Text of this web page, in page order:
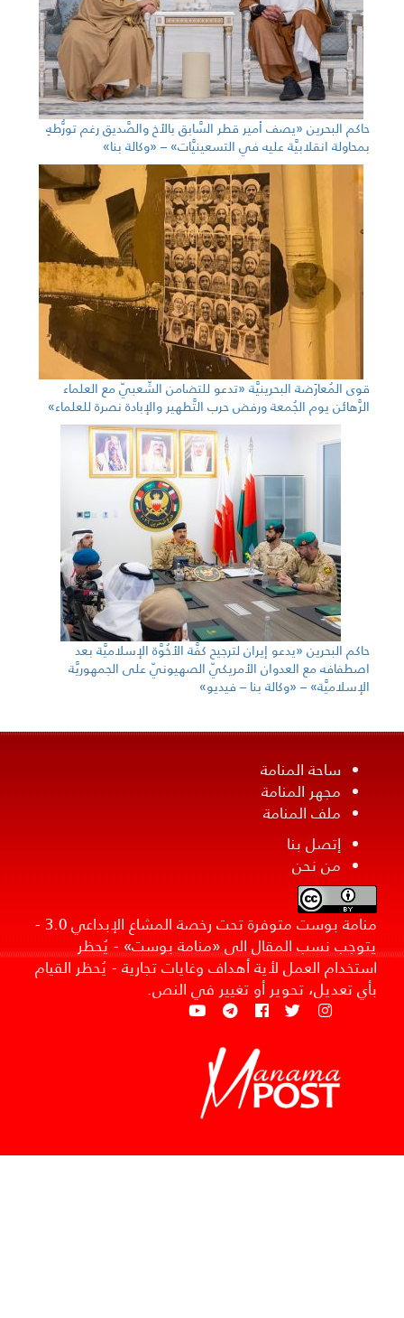
حاكم البحرين «يصف أمير قطر السَّابق بالأخ والصَّديق رغم تورُّطهِ
بمحاولة انقلابيَّة عليه في التسعينيَّات» – «وكالة بنا»
قوى المُعارَضة البحرينيَّة «تدعو للتضامن الشّعبيّ مع العلماء
الرَّهائن يوم الجُمعة ورفض حرب التَّطهير والإبادة نصرة للعلماء»
حاكم البحرين «يدعو إيران لترجيح كفَّة الأخُوَّة الإسلاميَّة بعد
اصطفافه مع العدوان الأمريكيّ الصهيونيّ على الجمهوريَّة
الإسلاميَّة» – «وكالة بنا – فيديو»
ساحة المنامة
مجهر المنامة
ملف المنامة
إتصل بنا
من نحن
منامة بوست متوفرة تحت رخصة المشاع الإبداعي 3.0 -
يتوجب نسب المقال الى «منامة بوست» - يُحظر
استخدام العمل لأية أهداف وغايات تجارية - يُحظر القيام
بأي تعديل، تحوير أو تغيير في النص.